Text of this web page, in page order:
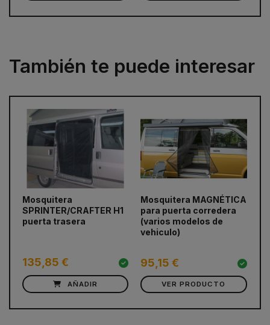
También te puede interesar
Mosquitera
SPRINTER/CRAFTER H1
puerta trasera
135,85 €
AÑADIR
Mosquitera MAGNÉTICA
para puerta corredera
(varios modelos de
vehiculo)
95,15 €
VER PRODUCTO
prev next